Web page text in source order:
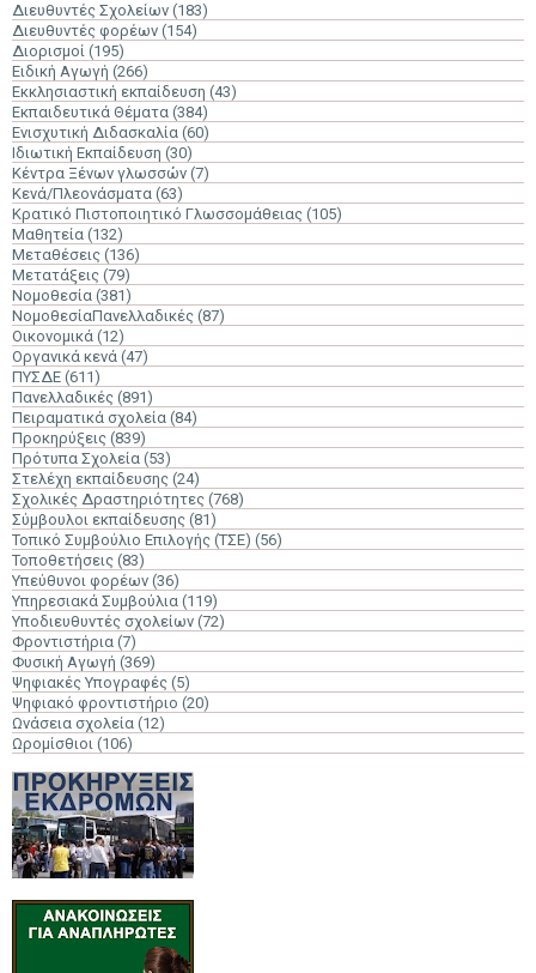
Διευθυντές Σχολείων (183)
Διευθυντές φορέων (154)
Διορισμοί (195)
Ειδική Αγωγή (266)
Εκκλησιαστική εκπαίδευση (43)
Εκπαιδευτικά Θέματα (384)
Ενισχυτική Διδασκαλία (60)
Ιδιωτική Εκπαίδευση (30)
Κέντρα Ξένων γλωσσών (7)
Κενά/Πλεονάσματα (63)
Κρατικό Πιστοποιητικό Γλωσσομάθειας (105)
Μαθητεία (132)
Μεταθέσεις (136)
Μετατάξεις (79)
Νομοθεσία (381)
ΝομοθεσίαΠανελλαδικές (87)
Οικονομικά (12)
Οργανικά κενά (47)
ΠΥΣΔΕ (611)
Πανελλαδικές (891)
Πειραματικά σχολεία (84)
Προκηρύξεις (839)
Πρότυπα Σχολεία (53)
Στελέχη εκπαίδευσης (24)
Σχολικές Δραστηριότητες (768)
Σύμβουλοι εκπαίδευσης (81)
Τοπικό Συμβούλιο Επιλογής (ΤΣΕ) (56)
Τοποθετήσεις (83)
Υπεύθυνοι φορέων (36)
Υπηρεσιακά Συμβούλια (119)
Υποδιευθυντές σχολείων (72)
Φροντιστήρια (7)
Φυσική Αγωγή (369)
Ψηφιακές Υπογραφές (5)
Ψηφιακό φροντιστήριο (20)
Ωνάσεια σχολεία (12)
Ωρομίσθιοι (106)